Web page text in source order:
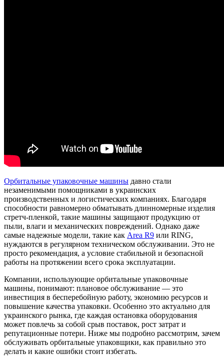
Орбитальные упаковочные машины давно стали
незаменимыми помощниками в украинских
производственных и логистических компаниях. Благодаря
способности равномерно обматывать длинномерные изделия
стретч-пленкой, такие машины защищают продукцию от
пыли, влаги и механических повреждений. Однако даже
самые надежные модели, такие как Area R9 или RING,
нуждаются в регулярном техническом обслуживании. Это не
просто рекомендация, а условие стабильной и безопасной
работы на протяжении всего срока эксплуатации.
Компании, использующие орбитальные упаковочные
машины, понимают: плановое обслуживание — это
инвестиция в бесперебойную работу, экономию ресурсов и
повышение качества упаковки. Особенно это актуально для
украинского рынка, где каждая остановка оборудования
может повлечь за собой срыв поставок, рост затрат и
репутационные потери. Ниже мы подробно рассмотрим, зачем
обслуживать орбитальные упаковщики, как правильно это
делать и какие ошибки стоит избегать.